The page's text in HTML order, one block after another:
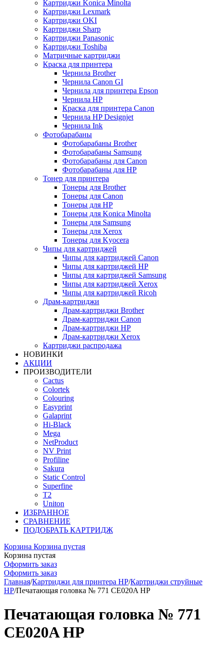
Картриджи Konica Minolta
Картриджи Lexmark
Картриджи OKI
Картриджи Sharp
Картриджи Panasonic
Картриджи Toshiba
Матричные картриджи
Краска для принтера
Чернила Brother
Чернила Canon GI
Чернила для принтера Epson
Чернила HP
Краска для принтера Canon
Чернила HP Designjet
Чернила Ink
Фотобарабаны
Фотобарабаны Brother
Фотобарабаны Samsung
Фотобарабаны для Canon
Фотобарабаны для HP
Тонер для принтера
Тонеры для Brother
Тонеры для Canon
Тонеры для HP
Тонеры для Konica Minolta
Тонеры для Samsung
Тонеры для Xerox
Тонеры для Kyocera
Чипы для картриджей
Чипы для картриджей Canon
Чипы для картриджей HP
Чипы для картриджей Samsung
Чипы для картриджей Xerox
Чипы для картриджей Ricoh
Драм-картриджи
Драм-картриджи Brother
Драм-картриджи Canon
Драм-картриджи HP
Драм-картриджи Xerox
Картриджи распродажа
НОВИНКИ
АКЦИИ
ПРОИЗВОДИТЕЛИ
Cactus
Colortek
Colouring
Easyprint
Galaprint
Hi-Black
Mega
NetProduct
NV Print
Profiline
Sakura
Static Control
Superfine
T2
Uniton
ИЗБРАННОЕ
СРАВНЕНИЕ
ПОДОБРАТЬ КАРТРИДЖ
Корзина Корзина пустая
Корзина пустая
Оформить заказ
Оформить заказ
Главная/Картриджи для принтера HP/Картриджи струйные
HP/Печатающая головка № 771 CE020A HP
Печатающая головка № 771
CE020A HP